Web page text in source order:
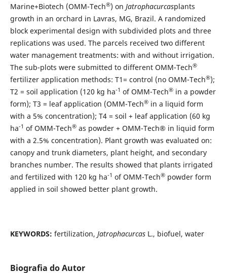
Marine+Biotech (OMM-Tech®) on Jatrophacurcasplants
growth in an orchard in Lavras, MG, Brazil. A randomized
block experimental design with subdivided plots and three
replications was used. The parcels received two different
water management treatments: with and without irrigation.
The sub-plots were submitted to different OMM-Tech®
fertilizer application methods: T1= control (no OMM-Tech®);
T2 = soil application (120 kg ha-1 of OMM-Tech®in a powder
form); T3 = leaf application (OMM-Tech®in a liquid form
with a 5% concentration); T4 = soil + leaf application (60 kg
ha-1 of OMM-Tech®as powder + OMM-Tech® in liquid form
with a 2.5% concentration). Plant growth was evaluated on:
canopy and trunk diameters, plant height, and secondary
branches number. The results showed that plants irrigated
and fertilized with 120 kg ha-1 of OMM-Tech®powder form
applied in soil showed better plant growth.
KEYWORDS: fertilization, JatrophacurcasL., biofuel, water
Biografia do Autor